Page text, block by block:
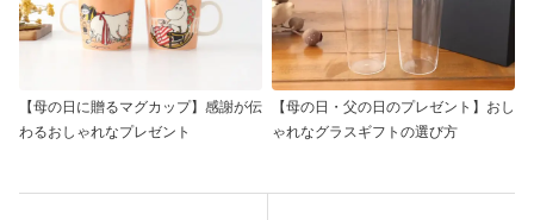
【母の日に贈るマグカップ】感謝が伝
わるおしゃれなプレゼント
【母の日・父の日のプレゼント】おし
ゃれなグラスギフトの選び方